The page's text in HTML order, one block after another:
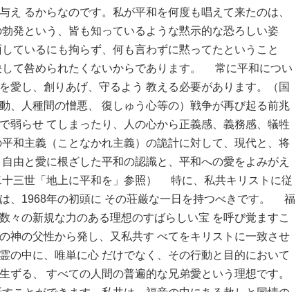
え るからなのです。私が平和を何度も唱えて来たのは、
発という、皆も知っているような黙示的な恐ろしい姿
ているにも拘らず、何も言わずに黙ってたということ
して咎められたくないからであります。 常に平和につい
愛し、創りあげ、守るよう 教える必要があります。（国
、人種間の憎悪、 復しゅう心等の）戦争が再び起る前兆
弱らせ てしまったり、人の心から正義感、義務感、犠牲
和主義（ことなかれ主義）の詭計に対して、現代と、将
由と愛に根ざした平和の認識と、平和への愛をよみがえ
十三世「地上に平和を」参照） 特に、私共キリストに従
、1968年の初頭に その荘厳な一日を持つべきです。 福
々の新規な力のある理想のすばらしい宝 を呼び覚ますこ
神の父性から発し、又私共す べてをキリストに一致させ
の中に、唯単に心 だけでなく、その行動と目的において
ずる、 すべての人間の普遍的な兄弟愛という理想です。